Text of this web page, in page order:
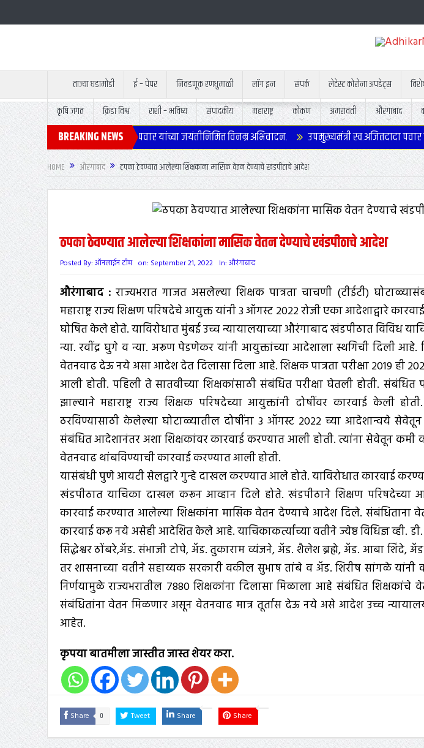
ताज्या घडामोडी ई – पेपर निवडणूक रणधुमाळी लॉग इन संपर्क लेटेस्ट कोरोना अपडेट्स
कृषि जगत
क्रिडा विश्व राशी – भविष्य संपादकीय महाराष्ट्र कोकण अमरावती औरंगाबाद
BREAKING NEWS
उपमुख्यमंत्री स्व.अजितदादा पवार यांच्या जयंतीनिमित्त विनम्र अभिवादन. उपमुख्यमंत्री स्व.अजितदादा पवार
HOME औरंगाबाद ठपका ठेवण्यात आलेल्या शिक्षकांना मासिक वेतन देण्याचे खंडपीठाचे आदेश
ठपका ठेवण्यात आलेल्या शिक्षकांना मासिक वेतन देण्याचे खंडपीठाचे आदेश
Posted By: ऑनलाईन टीम on: September 21, 2022 In: औरंगाबाद
औरंगाबाद :राज्यभरात गाजत असलेल्या शिक्षक पात्रता चाचणी (टीईटी)
महाराष्ट्र राज्य शिक्षण परिषदेचे आयुक्त यांनी 3 ऑगस्ट 2022 रोजी एका आदेशाद्वारे
घोषित केले होते. याविरोधात मुंबई उच्च न्यायालयाच्या औरंगाबाद खंडपीठात विविध
न्या. रवींद्र घुगे व न्या. अरूण पेडणेकर यांनी आयुक्तांच्या आदेशाला स्थगिची दिली आहे.
वेतनवाढ देऊ नये असा आदेश देत दिलासा दिला आहे. शिक्षक पात्रता परीक्षा 2019 ही
आली होती. पहिली ते सातवीच्या शिक्षकांसाठी संबंधित परीक्षा घेतली होती. संबंधित
झाल्याने महाराष्ट्र राज्य शिक्षक परिषदेच्या आयुक्तांनी दोषींवर कारवाई केली
ठरविण्यासाठी केलेल्या घोटाळ्यातील दोषींना 3 ऑगस्ट 2022 च्या आदेशान्वये
संबंधित आदेशानंतर अशा शिक्षकांवर कारवाई करण्यात आली होती. त्यांना सेवेतून
वेतनवाढ थांबविण्याची कारवाई करण्यात आली होती.
यासंबंधी पुणे आयटी सेलद्वारे गुन्हे दाखल करण्यात आले होते. याविरोधात कारवाई
खंडपीठात याचिका दाखल करून आव्हान दिले होते. खंडपीठाने शिक्षण परिषदेच्या
कारवाई करण्यात आलेल्या शिक्षकांना मासिक वेतन देण्याचे आदेश दिले. संबंधिताना
कारवाई करू नये असेही आदेशित केले आहे. याचिकाकर्त्यांच्या वतीने ज्येष्ठ विधिज्ञ
सिद्धेश्वर ठोंबरे,अ‍ॅड. संभाजी टोपे, अ‍ॅड. तुकाराम व्यंजने, अ‍ॅड. शैलेश ब्रह्मे, अ‍ॅड. आबा शिंदे,
तर शासनाच्या वतीने सहाय्यक सरकारी वकील सुभाष तांबे व अ‍ॅड. शिरीष सांगळे यांनी
निर्णयामुळे राज्यभरातील 7880 शिक्षकांना दिलासा मिळाला आहे संबंधित
संबंधितांना वेतन मिळणार असून वेतनवाढ मात्र तूर्तास देऊ नये असे आदेश उच्च
आहेत.
कृपया बातमीला जास्तीत जास्त शेयर करा.
Share 0 Tweet Share Share